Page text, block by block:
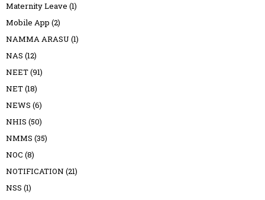
Maternity Leave (1)
Mobile App (2)
NAMMA ARASU (1)
NAS (12)
NEET(91)
NET(18)
NEWS (6)
NHIS (50)
NMMS (35)
NOC (8)
NOTIFICATION (21)
NSS (1)